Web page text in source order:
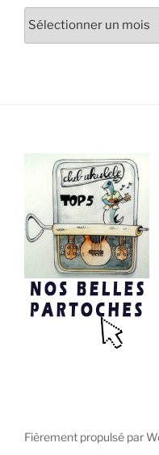
Archives
Fièrement propulsé par